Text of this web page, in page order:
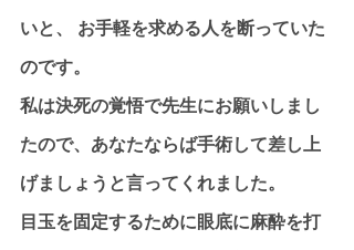
いと、 お手軽を求める人を断っていた
のです。
私は決死の覚悟で先生にお願いしまし
たので、あなたならば手術して差し上
げましょうと言ってくれました。
目玉を固定するために眼底に麻酔を打